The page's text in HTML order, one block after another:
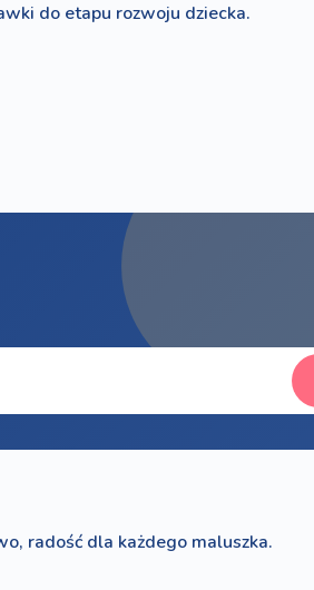
do etapu rozwoju dziecka.
radość dla każdego maluszka.